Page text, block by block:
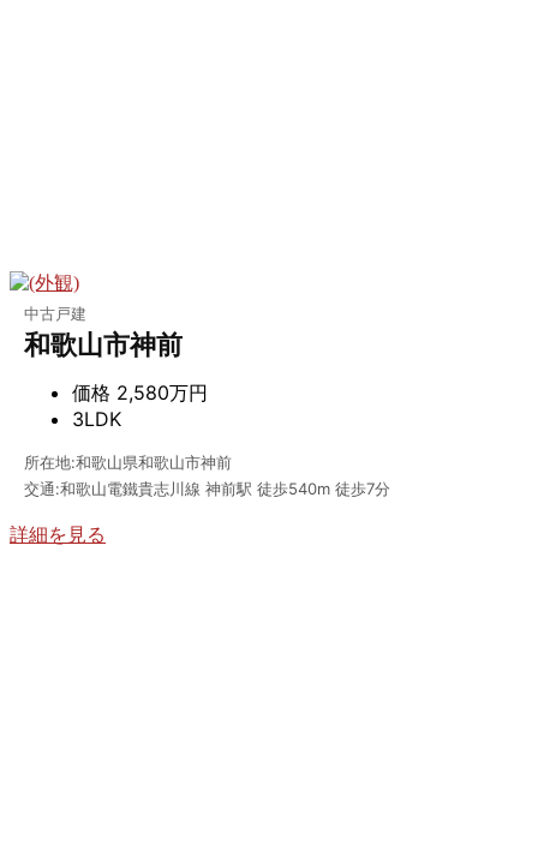
中古戸建
和歌山市神前
価格 2,580万円
3LDK
所在地:和歌山県和歌山市神前
交通:和歌山電鐵貴志川線 神前駅 徒歩540m 徒歩7分
詳細を見る